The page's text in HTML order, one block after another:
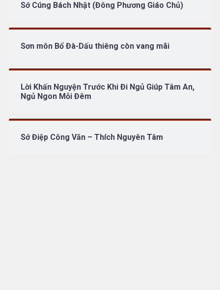
Sớ Cúng Bách Nhật (Đông Phương Giáo Chủ)
Sơn môn Bổ Đà-Dấu thiêng còn vang mãi
Lời Khấn Nguyện Trước Khi Đi Ngủ Giúp Tâm An,
Ngủ Ngon Mỗi Đêm
Sớ Điệp Công Văn – Thích Nguyên Tâm